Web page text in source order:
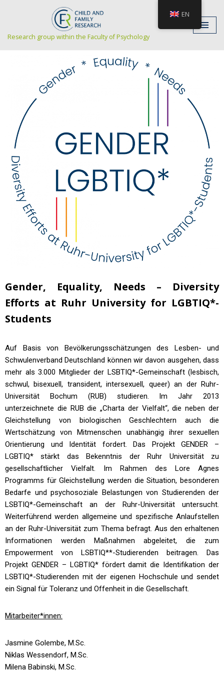
to
Research group within the Faculty of Psychology
Gender, Equality, Needs – Diversity
Efforts at Ruhr University for LGBTIQ*-
Students
Auf Basis von Bevölkerungsschätzungen des Lesben- und
Schwulenverband Deutschland können wir davon ausgehen, dass
mehr als 3.000 Mitglieder der LSBTIQ*-Gemeinschaft (lesbisch,
schwul, bisexuell, transident, intersexuell, queer) an der Ruhr-
Universität Bochum (RUB) studieren. Im Jahr 2013
unterzeichnete die RUB die „Charta der Vielfalt“, die neben der
Gleichstellung von biologischen Geschlechtern auch die
Wertschätzung von Mitmenschen unabhängig ihrer sexuellen
Orientierung und Identität fordert. Das Projekt GENDER –
LGBTIQ* stärkt das Bekenntnis der Ruhr Universität zu
gesellschaftlicher Vielfalt. Im Rahmen des Lore Agnes
Programms für Gleichstellung werden die Situation, besonderen
Bedarfe und psychosoziale Belastungen von Studierenden der
LSBTIQ*-Gemeinschaft an der Ruhr-Universität untersucht.
Weiterführend werden allgemeine und spezifische Anlaufstellen
an der Ruhr-Universität zum Thema befragt. Aus den erhaltenen
Informationen werden Maßnahmen abgeleitet, die zum
Empowerment von LSBTIQ**-Studierenden beitragen. Das
Projekt GENDER – LGBTIQ* fördert damit die Identifikation der
LSBTIQ*-Studierenden mit der eigenen Hochschule und sendet
ein Signal für Toleranz und Offenheit in die Gesellschaft.
Mitarbeiter*innen:
Jasmine Golembe, M.Sc.
Niklas Wessendorf, M.Sc.
Milena Babinski, M.Sc.
EN